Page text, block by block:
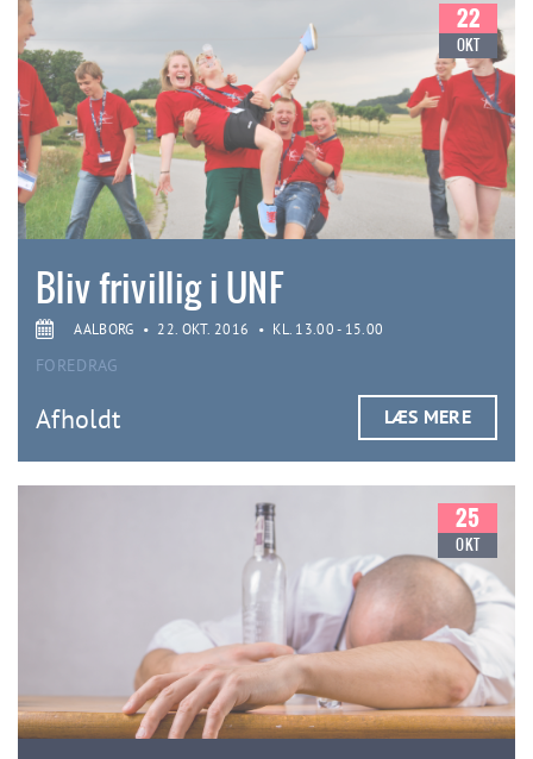
22
OKT
Bliv frivillig i UNF
AALBORG • 22. OKT. 2016 • KL. 13.00 - 15.00
FOREDRAG
Afholdt LÆS MERE
25
OKT